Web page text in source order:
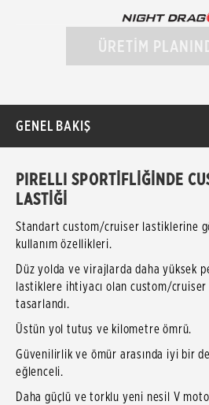
ÜRETİM
GENEL BAKIŞ
PIRELLI SPORTİFLİĞİNDE
LASTİĞİ
Standart custom/cruiser lastiklerine
kullanım özellikleri.
Düz yolda ve virajlarda daha yüksek
lastiklere ihtiyacı olan custom/
tasarlandı.
Üstün yol tutuş ve kilometre ömrü.
Güvenilirlik ve ömür arasında iyi bir
eğlenceli.
Daha güçlü ve torklu yeni nesil V